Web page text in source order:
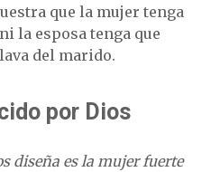
que la mujer tenga
la esposa tenga que
del marido.
por Dios
diseña es la mujer fuerte